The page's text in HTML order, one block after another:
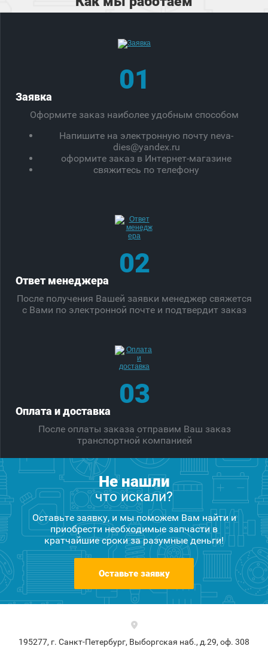
01
Заявка
Оформите заказ наиболее удобным способом
Напишите на электронную почту neva-
dies@yandex.ru
оформите заказ в Интернет-магазине
свяжитесь по телефону
02
Ответ менеджера
После получения Вашей заявки менеджер свяжется
с Вами по электронной почте и подтвердит заказ
03
Оплата и доставка
После оплаты заказа отправим Ваш заказ
транспортной компанией
Не нашли
что искали?
Оставьте заявку, и мы поможем Вам найти и
приобрести необходимые запчасти в
кратчайшие сроки за разумные деньги!
Оставьте заявку
195277, г. Санкт-Петербург, Выборгская наб., д.29, оф. 308